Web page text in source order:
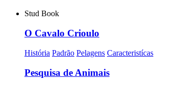
Stud Book
O Cavalo Crioulo
História Padrão Pelagens Caracteristícas
Pesquisa de Animais